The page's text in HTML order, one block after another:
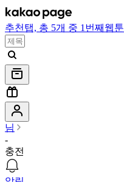
추천 탭, 총 5개 중 1번째 웹툰
님
-
충전